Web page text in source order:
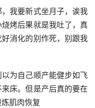
我要新式坐月子，诶我
烤后果就是我吐了，真
消化的别作死，别跟我
为自己顺产能健步如飞
床。但是产后真的要在
肌肉恢复